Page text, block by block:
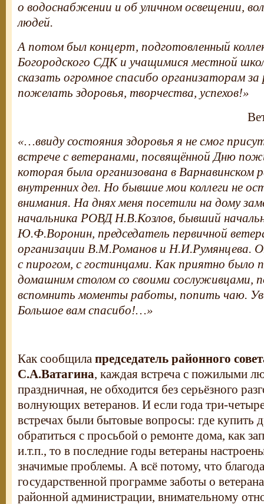
о водоснабжении и об уличном освещении,
людей.
А потом был концерт, подготовленный
Богородского СДК и учащимися местной
сказать огромное спасибо организаторам
пожелать здоровья, творчества, успехов!»
«…ввиду состояния здоровья я не смог
встрече с ветеранами, посвящённой Дню
которая была организована в Варнавинском
внутренних дел. Но бывшие мои коллеги не
внимания. На днях меня посетили на дому
начальника РОВД Н.В.Козлов, бывший
Ю.Ф.Воронин, председатель первичной
организации В.М.Романов и Н.И.Румянцева.
с пирогом, с гостинцами. Как приятно было
домашним столом со своими сослуживцами,
вспомнить моменты работы, попить чаю.
Большое вам спасибо!…»
Как сообщила председатель районного
С.А.Ватагина, каждая встреча с пожилыми
праздничная, не обходится без серьёзного
волнующих ветеранов. И если года три-
встречах были бытовые вопросы: где купить
обратиться с просьбой о ремонте дома, как
и.т.п., то в последние годы ветераны
значимые проблемы. А всё потому, что
государственной программе заботы о
районной администрации, внимательному